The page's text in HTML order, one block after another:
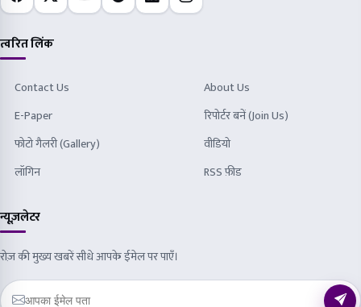
त्वरित लिंक
Contact Us
About Us
E-Paper
रिपोर्टर बनें (Join Us)
फोटो गैलरी (Gallery)
वीडियो
लॉगिन
RSS फ़ीड
न्यूज़लेटर
रोज़ की मुख्य खबरें सीधे आपके ईमेल पर पाएँ।